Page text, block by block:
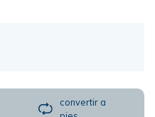
convertir a